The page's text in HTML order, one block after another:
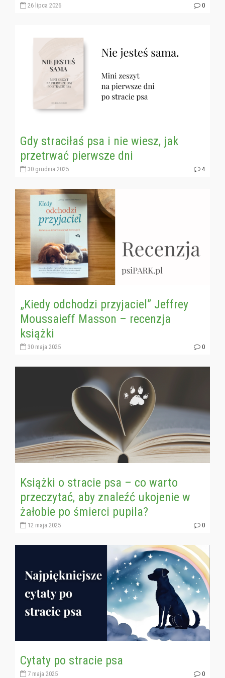
26 lipca 2026 0
Gdy straciłaś psa i nie wiesz, jak
przetrwać pierwsze dni
30 grudnia 2025 4
„Kiedy odchodzi przyjaciel” Jeffrey
Moussaieff Masson – recenzja
książki
30 maja 2025 0
Książki o stracie psa – co warto
przeczytać, aby znaleźć ukojenie w
żałobie po śmierci pupila?
12 maja 2025 0
Cytaty po stracie psa
7 maja 2025 0